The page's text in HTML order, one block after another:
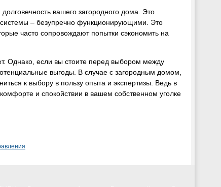
вашего загородного дома. Это
– безупречно функционирующими. Это
часто сопровождают попытки сэкономить на
Однако, если вы стоите перед выбором между
выгоды. В случае с загородным домом,
к выбору в пользу опыта и экспертизы. Ведь в
и спокойствии в вашем собственном уголке